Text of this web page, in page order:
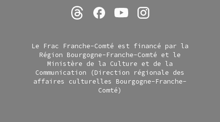
Le Frac Franche-Comté est financé par la
Région Bourgogne-Franche-Comté et le
Ministère de la Culture et de la
Communication (Direction régionale des
affaires culturelles Bourgogne-Franche-
Comté)